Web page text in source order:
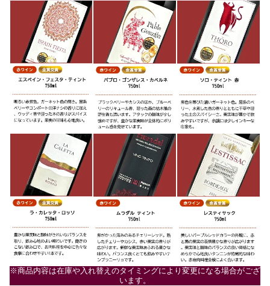
※商品内容は在庫や入れ替えのタイミングにより変更になる場合がござ
います。